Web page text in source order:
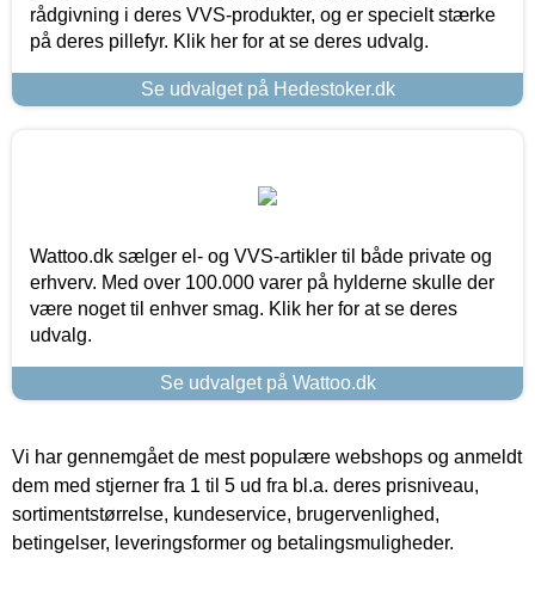
rådgivning i deres VVS-produkter, og er specielt stærke
på deres pillefyr. Klik her for at se deres udvalg.
Se udvalget på Hedestoker.dk
Wattoo.dk sælger el- og VVS-artikler til både private og
erhverv. Med over 100.000 varer på hylderne skulle der
være noget til enhver smag. Klik her for at se deres
udvalg.
Se udvalget på Wattoo.dk
Vi har gennemgået de mest populære webshops og anmeldt
dem med stjerner fra 1 til 5 ud fra bl.a. deres prisniveau,
sortimentstørrelse, kundeservice, brugervenlighed,
betingelser, leveringsformer og betalingsmuligheder.